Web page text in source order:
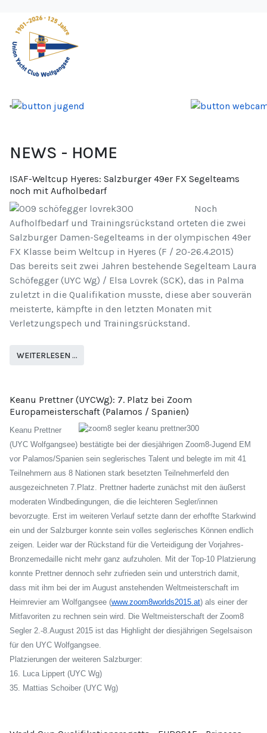
NEWS - HOME
ISAF-Weltcup Hyeres: Salzburger 49er FX Segelteams
noch mit Aufholbedarf
Noch
Aufholfbedarf und Trainingsrückstand orteten die zwei
Salzburger Damen-Segelteams in der olympischen 49er
FX Klasse beim Weltcup in Hyeres (F / 20-26.4.2015)
Das bereits seit zwei Jahren bestehende Segelteam Laura
Schöfegger (UYC Wg) / Elsa Lovrek (SCK), das in Palma
zuletzt in die Qualifikation musste, diese aber souverän
meisterte, kämpfte in den letzten Monaten mit
Verletzungspech und Trainingsrückstand.
WEITERLESEN …
Keanu Prettner (UYCWg): 7. Platz bei Zoom
Europameisterschaft (Palamos / Spanien)
Keanu Prettner
(UYC Wolfgangsee) bestätigte bei der diesjährigen Zoom8-Jugend EM
vor Palamos/Spanien sein seglerisches Talent und belegte im mit 41
Teilnehmern aus 8 Nationen stark besetzten Teilnehmerfeld den
ausgezeichneten 7.Platz. Prettner haderte zunächst mit den äußerst
moderaten Windbedingungen, die die leichteren Segler/innen
bevorzugte. Erst im weiteren Verlauf setzte dann der erhoffte Starkwind
ein und der Salzburger konnte sein volles seglerisches Können endlich
zeigen. Leider war der Rückstand für die Verteidigung der Vorjahres-
Bronzemedaille nicht mehr ganz aufzuholen. Mit der Top-10 Platzierung
konnte Prettner dennoch sehr zufrieden sein und unterstrich damit,
dass mit ihm bei der im August anstehenden Weltmeisterschaft im
Heimrevier am Wolfgangsee (www.zoom8worlds2015.at) als einer der
Mitfavoriten zu rechnen sein wird. Die Weltmeisterschaft der Zoom8
Segler 2.-8.August 2015 ist das Highlight der diesjährigen Segelsaison
für den UYC Wolfgangsee.
Platzierungen der weiteren Salzburger:
16. Luca Lippert (UYC Wg)
35. Mattias Schoiber (UYC Wg)